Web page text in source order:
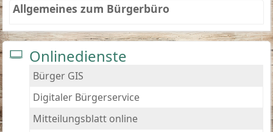
Allgemeines zum Bürgerbüro
Onlinedienste
Bürger GIS
Digitaler Bürgerservice
Mitteilungsblatt online